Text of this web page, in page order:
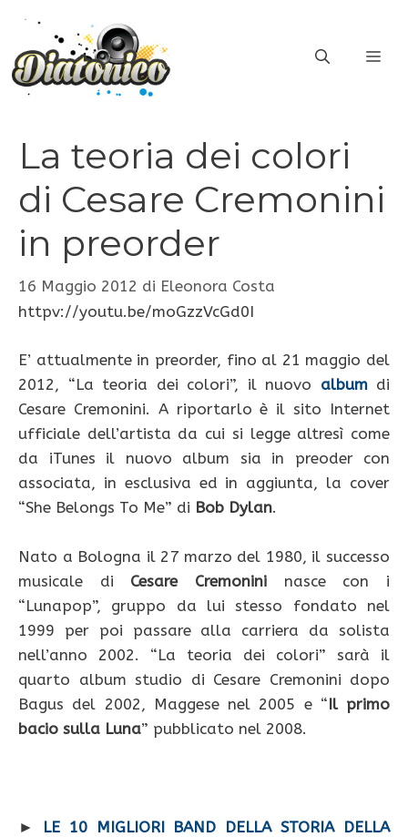
contenuto
La teoria dei colori
di Cesare Cremonini
in preorder
16 Maggio 2012 di Eleonora Costa
httpv://youtu.be/moGzzVcGd0I
E’ attualmente in preorder, fino al 21 maggio del
2012, “La teoria dei colori”, il nuovo albumdi
Cesare Cremonini. A riportarlo è il sito Internet
ufficiale dell’artista da cui si legge altresì come
da iTunes il nuovo album sia in preoder con
associata, in esclusiva ed in aggiunta, la cover
“She Belongs To Me” di Bob Dylan.
Nato a Bologna il 27 marzo del 1980, il successo
musicale di Cesare Cremonini nasce con i
“Lunapop”, gruppo da lui stesso fondato nel
1999 per poi passare alla carriera da solista
nell’anno 2002. “La teoria dei colori” sarà il
quarto album studio di Cesare Cremonini dopo
Bagus del 2002, Maggese nel 2005 e “Il primo
bacio sulla Luna” pubblicato nel 2008.
►
LE 10 MIGLIORI BAND DELLA STORIA DELLA